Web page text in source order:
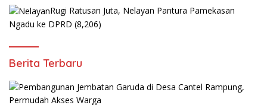
Rugi Ratusan Juta, Nelayan Pantura Pamekasan
Ngadu ke DPRD (8,206)
Berita Terbaru